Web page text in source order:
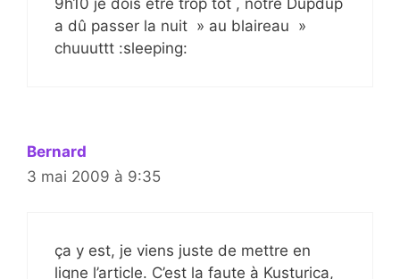
a dû passer la nuit » au blaireau »
chuuuttt :sleeping:
Bernard
3 mai 2009 à 9:35
ça y est, je viens juste de mettre en
ligne l’article. C’est la faute à Kusturica,